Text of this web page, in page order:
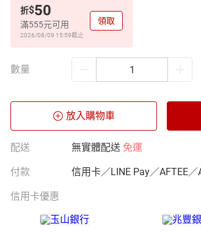
折$50
滿555元可用
2026/08/09 15:59截止
領取
數量
放入購物車
配送 無實體配送 免運
付款 信用卡／LINE Pay／AFTEE／
信用卡優惠